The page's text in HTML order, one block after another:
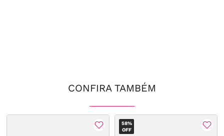
CONFIRA TAMBÉM
58%
OFF